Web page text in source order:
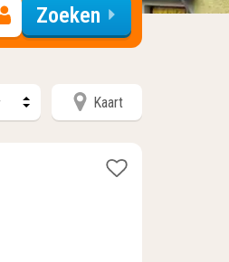
Zoeken
Kaart